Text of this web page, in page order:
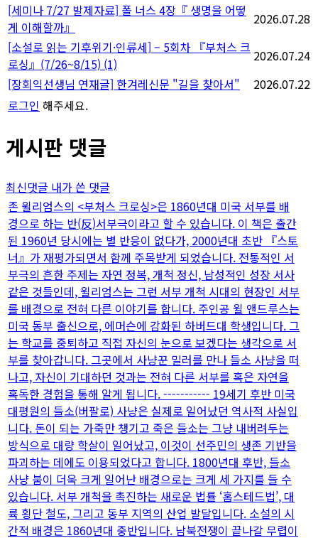
[세미나 7/27 발제자료] 폴 너스 4장『 생명을 어떻
게 이해할까』
2026.07.28
[소설로 읽는 기후위기·인류세] – 5회차 『부처스 크
로싱』(7/26~8/15) (1)
2026.07.24
[장회익선생님 연재글] 한겨레신문 "길을 찾아서"
2026.07.22
로그인 해주세요.
게시판 댓글
최신댓글 내가 쓴 댓글
존 윌리엄스의 <부처스 크로싱>은 1860년대 미국 서부를 배
경으로 하는 반(反)서부극이라고 할 수 있습니다. 이 책은 출간
된 1960년 당시에는 별 반응이 없다가, 2000년대 초반 『스토
너』가 재평가되면서 함께 주목받게 되었습니다. 전통적인 서
부극의 흔한 주제는 자연 정복, 개척 정신, 남성적인 성장 서사
같은 것들인데, 윌리엄스는 그런 서부 개척 시대의 현장인 서부
를 배경으로 전혀 다른 이야기를 합니다. 주인공 윌 앤드루스는
미국 동부 출신으로, 에머슨에 감화된 하버드대 학생입니다. 그
는 학교를 중퇴하고 직접 자신의 눈으로 보겠다는 생각으로 서
부를 찾아갑니다. 그곳에서 사냥꾼 밀러를 만나 들소 사냥을 떠
나고, 자신이 기대하던 것과는 전혀 다른 서부를 혹은 자연을
혹독한 경험을 통해 알게 됩니다. ----------- 19세기 후반 미국
대평원의 들소(버팔로) 사냥은 실제로 일어났던 역사적 사실입
니다. 돈이 되는 가죽만 챙기고 죽은 들소는 그냥 내버려두는
방식으로 대량 학살이 일어났고, 이것이 선주민의 생존 기반을
파괴하는 데에도 이용되었다고 합니다. 1800년대 후반, 들소
사냥 붐이 더욱 크게 일어난 배경으로는 크게 세 가지를 들 수
있습니다. 서부 개척을 촉진하는 새로운 법률 ‘홈스테드법’, 대
륙 횡단 철도, 그리고 동부 지역의 산업 발달입니다. 소설의 시
간적 배경은 1860년대 중반입니다. 남북전쟁이 끝나갈 무렵이